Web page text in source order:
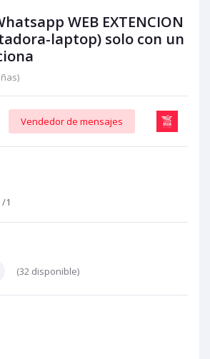
WEB EXTENCION
laptop) solo con un
Vendedor de mensajes
/1
(32 disponible)